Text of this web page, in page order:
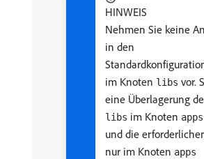
HINWEIS
Nehmen Sie keine
in den
im Knoten libs vor.
eine Überlagerung
libs im Knoten apps
und die
nur im Knoten apps